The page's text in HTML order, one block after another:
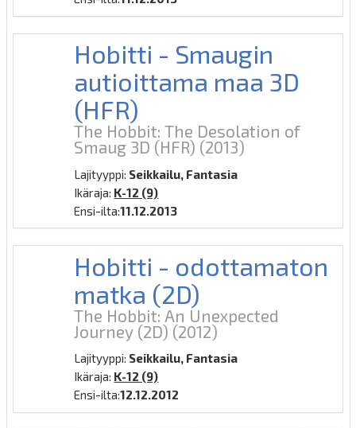
Hobitti - Smaugin
autioittama maa 3D
(HFR)
The Hobbit: The Desolation of
Smaug 3D (HFR) (2013)
Lajityyppi: Seikkailu, Fantasia
Ikäraja: K-12 (9)
Ensi-ilta:11.12.2013
Hobitti - odottamaton
matka (2D)
The Hobbit: An Unexpected
Journey (2D) (2012)
Lajityyppi: Seikkailu, Fantasia
Ikäraja: K-12 (9)
Ensi-ilta:12.12.2012